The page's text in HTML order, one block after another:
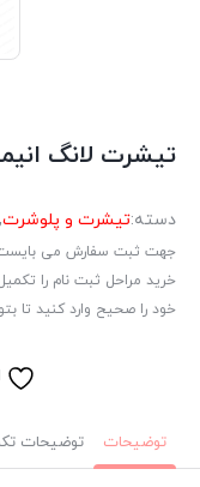
تیشرت لانگ
دسته:تیشرت و پلوشرت,
جهت ثبت سفارش می بایست
خرید مراحل ثبت نام را
خود را صحیح وارد کنید تا
توضیحات توضیحات